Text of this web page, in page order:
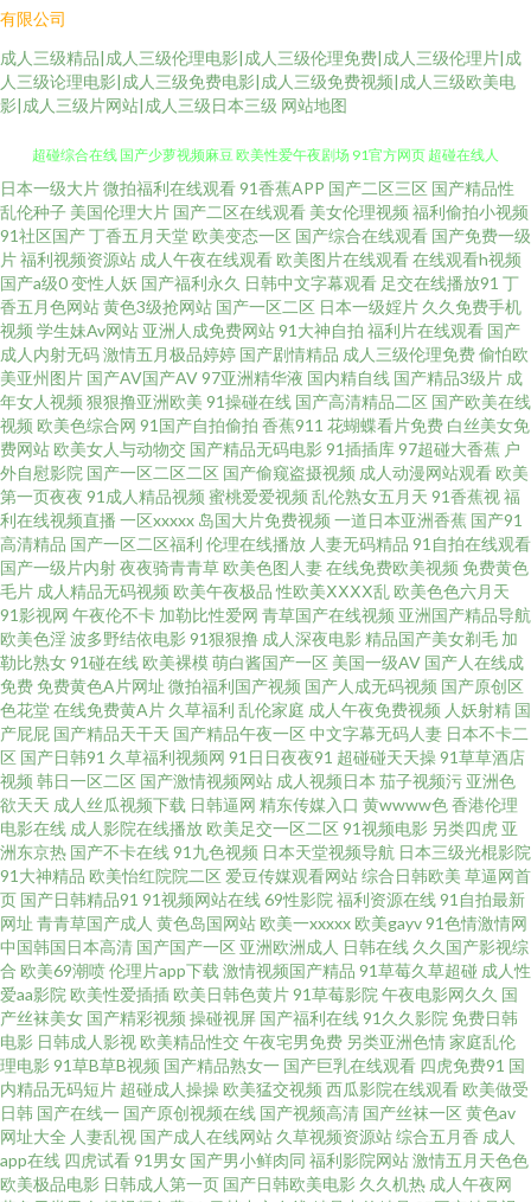
有限公司
成人三级精品|成人三级伦理电影|成人三级伦理免费|成人三级伦理片|成
人三级论理电影|成人三级免费电影|成人三级免费视频|成人三级欧美电
影|成人三级片网站|成人三级日本三级 网站地图
91人妻资源 人妖资源网站 国产H版在线观看 欧美韩爆操逼 午夜社区视频 97
超碰综合在线 国产少萝视频麻豆 欧美性爱午夜剧场 91官方网页 超碰在线人
人看 麻豆91巨炮 午夜日韩AV影院 A片网页 欧美理论片 香蕉视屏 超碰婷婷 男
人天堂去干网 影音先锋亚洲色图 都市激亞洲 青娱乐天天影院 伊人国产性爱
在线 国产精品情侣自拍 欧美日韩日本网 91一道本 国产精福利 日韩综合色图
97福利社 国产久久 欧美性爱com 最新超碰97 超碰九七AAA 久久靑青操 午夜
色片网 国产一二类视频 日屄导航 在线不卡AⅤ 激情另类综合 亚洲色图探花 激
情六月天色综合 天天久人艹 福利视频网址导航 欧美激情熟妇 香蕉视频入口
97视屏91 国产AB高清 免费一卡二卡 天天日天天干少妇 91淫淫影院 福利夜
导航 日韩A三级 69福利影院 超碰人人干人人摸 玖玖av影院 日韩综合网 91人
妻网 成人av伊人网 久操婷婷福利姬 日日夜夜看毛片 91大香蕉伊人 狠狠干快
播 日本岛国大片 91全国精品 国产自拍第六页 欧美亚洲色的图 自尉视频软件
大香蕉大香蕉蜜 蜜桃视频黑料网 五月天午夜性爱 AV宅配站 狠狠撸视频大导
航 天堂激情 91探花一区在线 狼友av电影 深夜影院老司机 91人体 海角乳抡 人
人97 伊人在线成人av 白丝足交自慰 黄色激情久久 97欧美理论件 韩国黄色av
青娱乐聚色伦 亚洲五月花社区 WWW浮力COM 久草手机在线视频 熟妇视频
91 91社区免费视频 国产传媒第四页 色五月激情综合网 91伪娘在线播放 国产
日本一级大片微拍福利在线观看91香蕉APP 国产二区三区 国产精品性
乱伦种子 美国伦理大片 国产二区在线观看 美女伦理视频 福利偷拍小视频
91社区国产丁香五月天堂 欧美变态一区 国产综合在线观看 国产免费一级
片福利视频资源站 成人午夜在线观看 欧美图片在线观看在线观看h视频
国产a级0变性人妖 国产福利永久 日韩中文字幕观看 足交在线播放91 丁
香五月色网站黄色3级抢网站 国产一区二区 日本一级婬片 久久免费手机
视频 学生妹Av网站 亚洲人成免费网站91大神自拍 福利片在线观看 国产
成人内射无码激情五月极品婷婷 国产剧情精品 成人三级伦理免费偷怕欧
美亚州图片 国产AV国产AV97亚洲精华液 国内精自线 国产精品3级片 成
年女人视频 狠狠撸亚洲欧美 91操碰在线 国产高清精品二区 国产欧美在线
视频 欧美色综合网 91国产自拍偷拍 香蕉911 花蝴蝶看片免费 白丝美女免
费网站 欧美女人与动物交 国产精品无码电影 91插插库97超碰大香蕉 户
外自慰影院 国产一区二区二区 国产偷窥盗摄视频 成人动漫网站观看 欧美
第一页夜夜 91成人精品视频 蜜桃爱爱视频 乱伦熟女五月天 91香蕉视福
利在线视频直播 一区xxxxx 岛国大片免费视频 一道日本亚洲香蕉 国产91
高清精品 国产一区二区福利 伦理在线播放 人妻无码精品 91自拍在线观看
国产一级片内射夜夜骑青青草 欧美色图人妻在线免费欧美视频 免费黄色
毛片 成人精品无码视频 欧美午夜极品 性欧美ⅩⅩⅩⅩ乱 欧美色色六月天
91影视网 午夜伦不卡 加勒比性爱网 青草国产在线视频 亚洲国产精品导航
欧美色淫波多野结依电影 91狠狠撸 成人深夜电影 精品国产美女剃毛 加
勒比熟女91碰在线 欧美裸模 萌白酱国产一区 美国一级AV 国产人在线成
免费 免费黄色A片网址 微拍福利国产视频 国产人成无码视频 国产原创区
色花堂在线免费黄A片 久草福利 乱伦家庭 成人午夜免费视频 人妖射精 国
产屁屁 国产精品天干天 国产精品午夜一区 中文字幕无码人妻 日本不卡二
区 国产日韩91 久草福利视频网 91日日夜夜91 超碰碰天天操91草草酒店
视频 韩日一区二区 国产激情视频网站 成人视频日本 茄子视频污 亚洲色
欲天天 成人丝瓜视频下载 日韩逼网 精东传媒入口 黄wwww色香港伦理
电影在线 成人影院在线播放 欧美足交一区二区 91视频电影 另类四虎 亚
洲东京热 国产不卡在线91九色视频 日本天堂视频导航 日本三级光棍影院
91大神精品 欧美怡红院院二区 爱豆传媒观看网站综合日韩欧美 草逼网首
页 国产日韩精品91 91视频网站在线69性影院 福利资源在线91自拍最新
网址 青青草国产成人 黄色岛国网站 欧美一xxxxx 欧美gayv91色情激情网
中国韩国日本高清 国产国产一区 亚洲欧洲成人 日韩在线 久久国产影视综
合 欧美69潮喷伦理片app下载 激情视频国产精品 91草莓久草超碰 成人性
爱aa影院 欧美性爱插插 欧美日韩色黄片91草莓影院 午夜电影网久久 国
产丝袜美女 国产精彩视频 操碰视屏 国产福利在线91久久影院 免费日韩
电影 日韩成人影视 欧美精品性交 午夜宅男免费 另类亚洲色情家庭乱伦
理电影 91草B草B视频 国产精品熟女一 国产巨乳在线观看 四虎免费91 国
内精品无码短片 超碰成人操操 欧美猛交视频 西瓜影院在线观看 欧美做受
日韩 国产在线一 国产原创视频在线 国产视频高清 国产丝袜一区 黄色av
网址大全 人妻乱视 国产成人在线网站 久草视频资源站综合五月香 成人
app在线 四虎试看91男女 国产男小鲜肉同 福利影院网站激情五月天色色
欧美极品电影 日韩成人第一页 国产日韩欧美电影 久久机热 成人午夜网